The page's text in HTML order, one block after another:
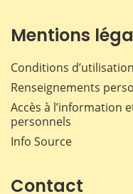
Mentions
Conditions d’utilisation
Renseignements
Accès à l’information
personnels
Info Source
Contact